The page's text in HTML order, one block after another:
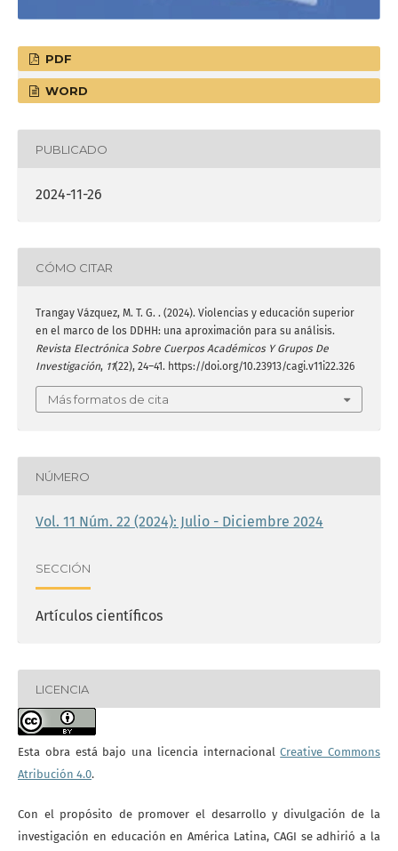
PDF
WORD
PUBLICADO
2024-11-26
CÓMO CITAR
Trangay Vázquez, M. T. G. . (2024). Violencias y educación superior
en el marco de los DDHH: una aproximación para su análisis.
Revista Electrónica Sobre Cuerpos Académicos Y Grupos De
Investigación, 11(22), 24–41. https://doi.org/10.23913/cagi.v11i22.326
Más formatos de cita
NÚMERO
Vol. 11 Núm. 22 (2024): Julio - Diciembre 2024
SECCIÓN
Artículos científicos
LICENCIA
Esta obra está bajo una licencia internacionalCreative Commons
Atribución 4.0.
Con el propósito de promover el desarrollo y divulgación de la
investigación en educación en América Latina, CAGI se adhirió a la